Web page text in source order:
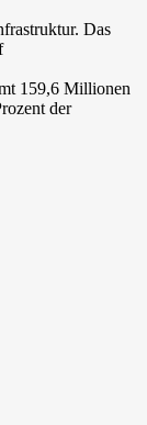
Das
159,6 Millionen
der